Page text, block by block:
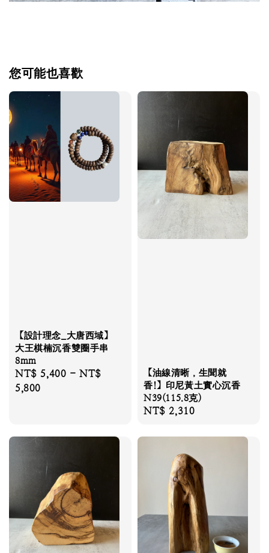
您可能也喜歡
【設計理念_大唐西域】
大王棋楠沉香雙圈手串
8mm
Regular
price
NT$ 5,400 -NT$
5,800
【油線清晰，生聞就
香!】印尼黃土實心沉香
N39(115.8克)
Regular
NT$ 2,310